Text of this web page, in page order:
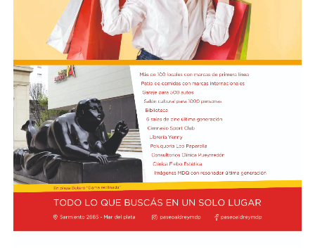
Inmediatas (UTOI).
Luego se refirió al viaje que hizo Georgieva a Vaca
Muerta junto al ministro Luis Caputo y al CEO y
presidente de YPF, Horacio Marin. "Le quiero recordar a
la directora del FMI que ese petróleo que fue a ver es del
pueblo argentino, es nuestro petróleo, es argentino",
dijo y agregó: "Tendría que usarse para el desarrollo
nacional, para la industria nacional, para que lo puedan
comprar y adquirir a un precio posible de los costos
nacionales".
Además, el gobernador se refirió a la importancia del
yacimiento patagónico y recordó también que el